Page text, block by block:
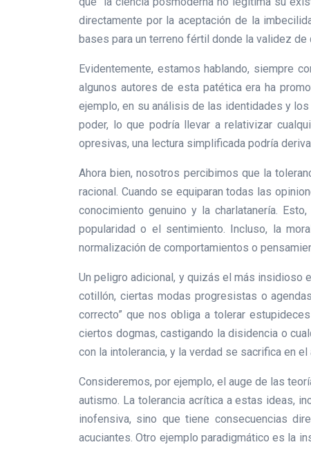
directamente por la aceptación de la
bases para un terreno fértil donde la validez
Evidentemente, estamos hablando, siempre
algunos autores de esta patética era ha
ejemplo, en su análisis de las identidades y
poder, lo que podría llevar a relativizar
opresivas, una lectura simplificada podría
Ahora bien, nosotros percibimos que la
racional. Cuando se equiparan todas las
conocimiento genuino y la charlatanería.
popularidad o el sentimiento. Incluso, la
normalización de comportamientos o
Un peligro adicional, y quizás el más insidioso
cotillón, ciertas modas progresistas o
correcto” que nos obliga a tolerar
ciertos dogmas, castigando la disidencia o
con la intolerancia, y la verdad se sacrifica en
Consideremos, por ejemplo, el auge de las
autismo. La tolerancia acrítica a estas ideas,
inofensiva, sino que tiene consecuencias
acuciantes. Otro ejemplo paradigmático es la